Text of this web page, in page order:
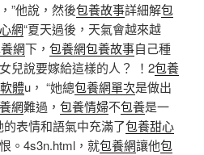
”他說，然後包養故事詳細解包
網“夏天過後，天氣會越來越
網下， 包養網包養故事自己種
女兒說要嫁給這樣的人？ ！2包養
體u， “她總包養網單次是做出
網難過， 包養情婦不包養是一
的表情和語氣中充滿了包養甜心
。4s3n.html，就包養網讓他包